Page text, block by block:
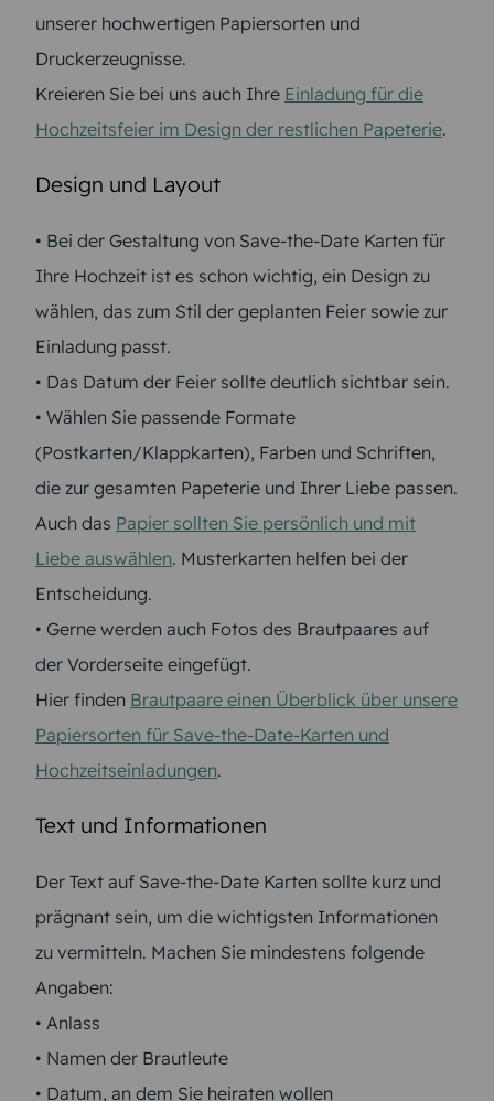
unserer hochwertigen Papiersorten und
Druckerzeugnisse.
Kreieren Sie bei uns auch Ihre Einladung für die
Hochzeitsfeier im Design der restlichen Papeterie.
Design und Layout
• Bei der Gestaltung von Save-the-Date Karten für
Ihre Hochzeit ist es schon wichtig, ein Design zu
wählen, das zum Stil der geplanten Feier sowie zur
Einladung passt.
• Das Datum der Feier sollte deutlich sichtbar sein.
• Wählen Sie passende Formate
(Postkarten/Klappkarten), Farben und Schriften,
die zur gesamten Papeterie und Ihrer Liebe passen.
Auch das Papier sollten Sie persönlich und mit
Liebe auswählen. Musterkarten helfen bei der
Entscheidung.
• Gerne werden auch Fotos des Brautpaares auf
der Vorderseite eingefügt.
Hier finden Brautpaare einen Überblick über unsere
Papiersorten für Save-the-Date-Karten und
Hochzeitseinladungen.
Text und Informationen
Der Text auf Save-the-Date Karten sollte kurz und
prägnant sein, um die wichtigsten Informationen
zu vermitteln. Machen Sie mindestens folgende
Angaben:
• Anlass
• Namen der Brautleute
• Datum, an dem Sie heiraten wollen